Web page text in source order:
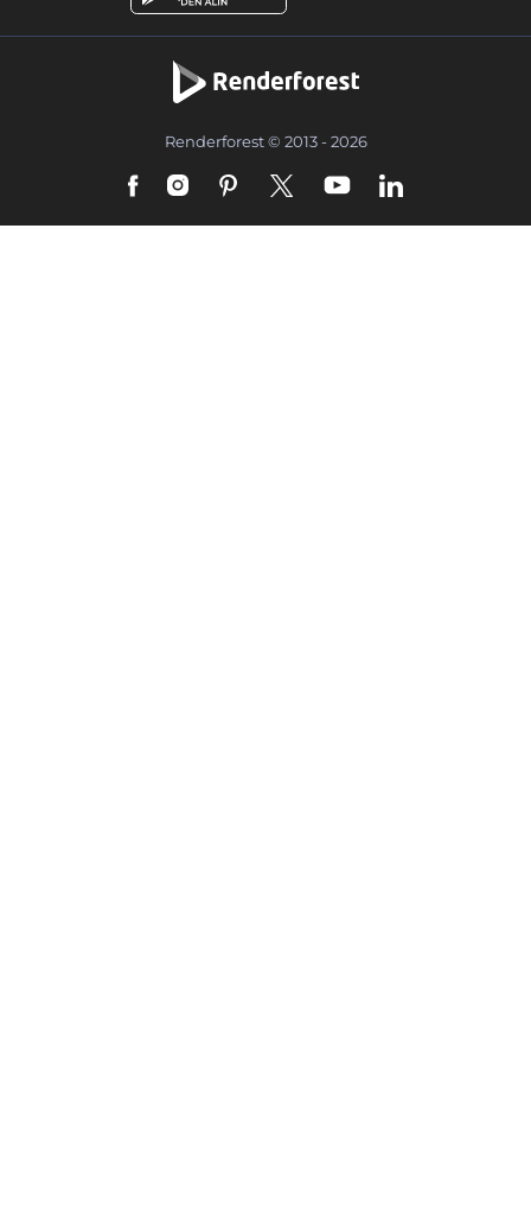
Renderforest © 2013 - 2026